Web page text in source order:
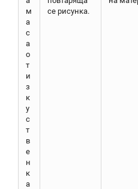
м
а
с
а
о
т
и
з
к
у
с
т
в
е
н
к
а
се рисунка.